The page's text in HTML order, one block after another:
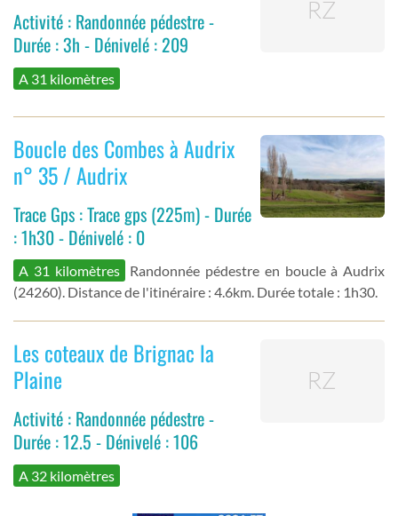
Activité : Randonnée pédestre -
Durée : 3h - Dénivelé : 209
A 31 kilomètres
Boucle des Combes à Audrix
n° 35 / Audrix
Trace Gps : Trace gps (225m) - Durée
: 1h30 - Dénivelé : 0
A 31 kilomètres
Randonnée pédestre en boucle à Audrix
(24260). Distance de l'itinéraire : 4.6km. Durée totale : 1h30.
Les coteaux de Brignac la
Plaine
Activité : Randonnée pédestre -
Durée : 12.5 - Dénivelé : 106
A 32 kilomètres